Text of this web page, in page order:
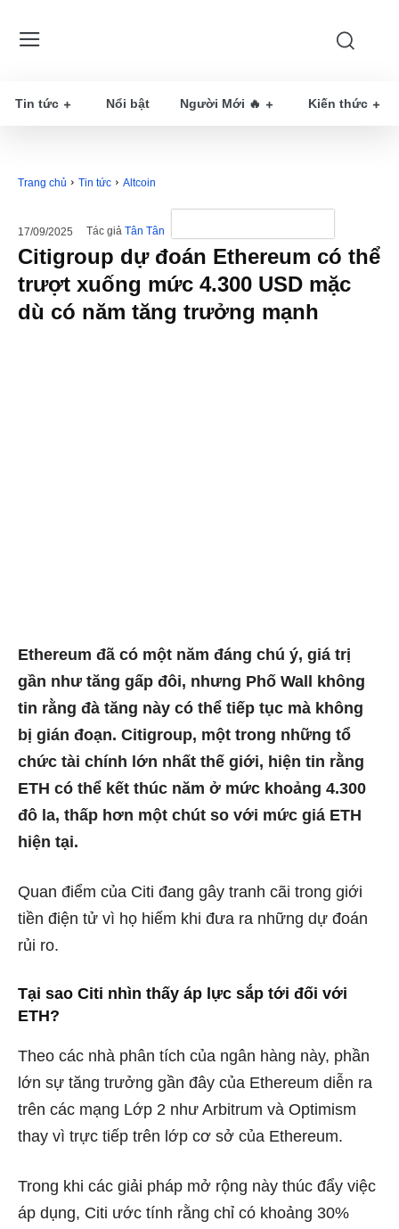
Tin tức Nổi bật Người Mới 🔥 Kiến thức
Trang chủ Tin tức Altcoin
17/09/2025 Tác giả Tân Tân
Citigroup dự đoán Ethereum có thể
trượt xuống mức 4.300 USD mặc
dù có năm tăng trưởng mạnh
Ethereum đã có một năm đáng chú ý, giá trị
gần như tăng gấp đôi, nhưng Phố Wall không
tin rằng đà tăng này có thể tiếp tục mà không
bị gián đoạn. Citigroup, một trong những tổ
chức tài chính lớn nhất thế giới, hiện tin rằng
ETH có thể kết thúc năm ở mức khoảng 4.300
đô la, thấp hơn một chút so với mức giá ETH
hiện tại.
Quan điểm của Citi đang gây tranh cãi trong giới
tiền điện tử vì họ hiếm khi đưa ra những dự đoán
rủi ro.
Tại sao Citi nhìn thấy áp lực sắp tới đối với
ETH?
Theo các nhà phân tích của ngân hàng này, phần
lớn sự tăng trưởng gần đây của Ethereum diễn ra
trên các mạng Lớp 2 như Arbitrum và Optimism
thay vì trực tiếp trên lớp cơ sở của Ethereum.
Trong khi các giải pháp mở rộng này thúc đẩy việc
áp dụng, Citi ước tính rằng chỉ có khoảng 30%